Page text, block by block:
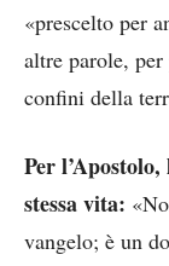
«prescelto per
altre parole,
confini della
Per
stessa vita:
vangelo; è un